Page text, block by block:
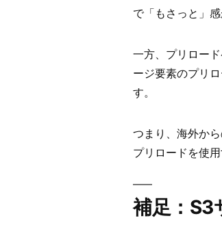
で「もさっと」
一方、プリロー
ージ要素のプリ
す。
つまり、海外か
プリロードを使
補足：S3